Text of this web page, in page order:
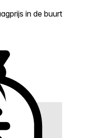
in de buurt